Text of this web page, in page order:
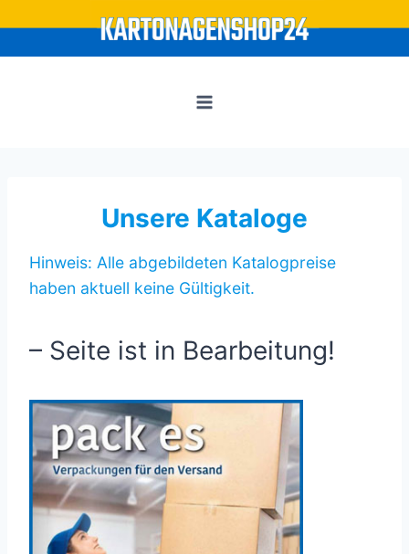
springen
Unsere Kataloge
Hinweis: Alle abgebildeten Katalogpreise
haben aktuell keine Gültigkeit.
– Seite ist in Bearbeitung!